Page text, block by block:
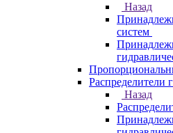
Назад
систем
Распределители
Назад